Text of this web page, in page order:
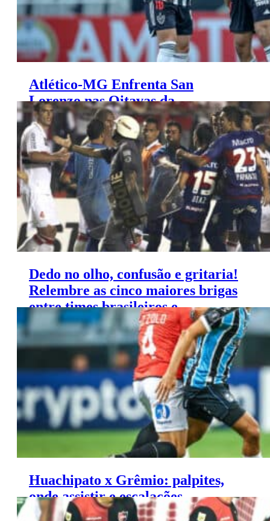
Atlético-MG Enfrenta San
Lorenzo nas Oitavas da
Libertadores
Dedo no olho, confusão e gritaria!
Relembre as cinco maiores brigas
entre times brasileiros e
argentinos
Huachipato x Grêmio: palpites,
onde assistir e escalações –
Libertadores (04/06)